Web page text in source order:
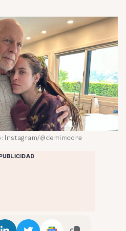
Instagram/@demimoore